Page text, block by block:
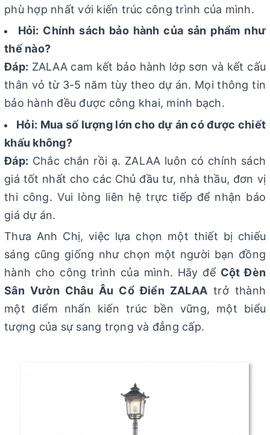
phù hợp nhất với kiến trúc công trình của mình.
Hỏi: Chính sách bảo hành của sản phẩm như
thế nào?
Đáp: ZALAA cam kết bảo hành lớp sơn và kết cấu
thân vỏ từ 3-5 năm tùy theo dự án. Mọi thông tin
bảo hành đều được công khai, minh bạch.
Hỏi: Mua số lượng lớn cho dự án có được chiết
khấu không?
Đáp: Chắc chắn rồi ạ. ZALAA luôn có chính sách
giá tốt nhất cho các Chủ đầu tư, nhà thầu, đơn vị
thi công. Vui lòng liên hệ trực tiếp để nhận báo
giá dự án.
Thưa Anh Chị, việc lựa chọn một thiết bị chiếu
sáng cũng giống như chọn một người bạn đồng
hành cho công trình của mình. Hãy để Cột Đèn
Sân Vườn Châu Âu Cổ Điển ZALAA trở thành
một điểm nhấn kiến trúc bền vững, một biểu
tượng của sự sang trọng và đẳng cấp.